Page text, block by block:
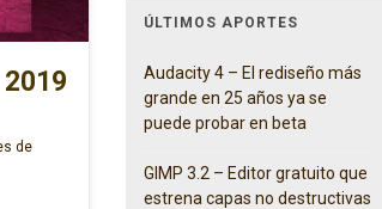
de
ÚLTIMOS APORTES
Audacity 4 – El rediseño más
grande en 25 años ya se
puede probar en beta
GIMP 3.2 – Editor gratuito que
estrena capas no destructivas